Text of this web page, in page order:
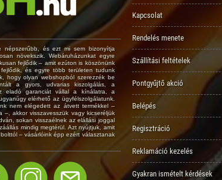
népszerűbb, és ezt mi sem bizonyítja
növekszik. Webáruházunkat egyre
fejlődik – amit ezúton is köszönünk
és egyre több területen tudunk
hogy olyan webshopból szerezzék be
a gyors, udvarias kiszolgálás, a
eladó garanciát vállal a kínálatra, a
elérhető az ügyfélszolgálatunk.
nem elégedett az átvett termékkel –
akkor visszavesszük vagy kicseréljük
sokan visszaélnek az elállási joggal
mindig megtérül. Azt nyújtjuk, amit
– vásárlóink épp ezért választanak
Kapcsolat
Rendelés menete
Szállítási feltételek
Pontgyűjtő akció
Belépés
Regisztráció
Reklamáció kezelés
Gyakran ismételt kérdések